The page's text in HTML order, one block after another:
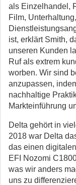
als Einzelhandel,
Film,
ist, erklärt Smith,
unseren Kunden
Ruf als extrem
worben. Wir sind
anzupassen,
nachhaltige
Markteinführung
Delta gehört in
2018 war Delta
das einen
EFI Nozomi
was wir anders
uns zu